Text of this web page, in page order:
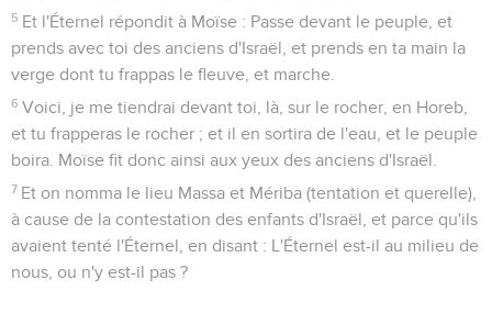
5 Et l'Éternel répondit à Moïse : Passe devant le peuple, et
prends avec toi des anciens d'Israël, et prends en ta main la
verge dont tu frappas le fleuve, et marche.
6 Voici, je me tiendrai devant toi, là, sur le rocher, en Horeb,
et tu frapperas le rocher ; et il en sortira de l'eau, et le peuple
boira. Moïse fit donc ainsi aux yeux des anciens d'Israël.
7 Et on nomma le lieu Massa et Mériba (tentation et querelle),
à cause de la contestation des enfants d'Israël, et parce qu'ils
avaient tenté l'Éternel, en disant : L'Éternel est-il au milieu de
nous, ou n'y est-il pas ?